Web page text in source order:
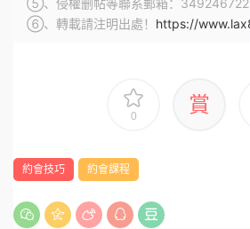
⑤、侵權删帖等聯系郵箱：
⑥、轉載請注明出處！ https://
0 賞
約會技巧 約會課程